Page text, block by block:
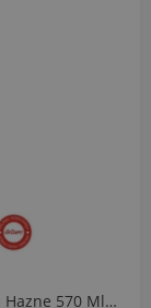
570 Ml-Koyu Gri